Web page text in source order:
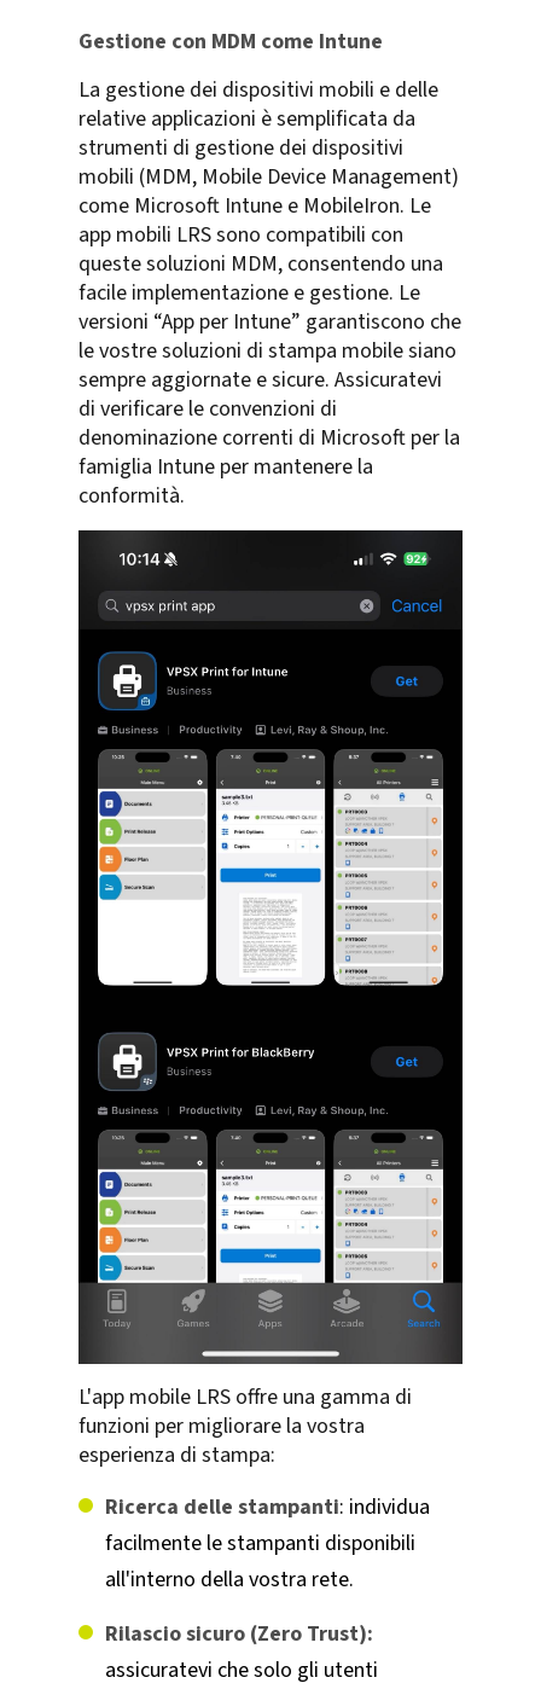
Gestione con MDM come Intune
La gestione dei dispositivi mobili e delle
relative applicazioni è semplificata da
strumenti di gestione dei dispositivi
mobili (MDM, Mobile Device Management)
come Microsoft Intune e MobileIron. Le
app mobili LRS sono compatibili con
queste soluzioni MDM, consentendo una
facile implementazione e gestione. Le
versioni “App per Intune” garantiscono che
le vostre soluzioni di stampa mobile siano
sempre aggiornate e sicure. Assicuratevi
di verificare le convenzioni di
denominazione correnti di Microsoft per la
famiglia Intune per mantenere la
conformità.
L'app mobile LRS offre una gamma di
funzioni per migliorare la vostra
esperienza di stampa:
Ricerca delle stampanti: individua
facilmente le stampanti disponibili
all'interno della vostra rete.
Rilascio sicuro (Zero Trust):
assicuratevi che solo gli utenti